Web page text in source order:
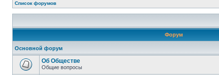
Список форумов
Форум
Основной форум
Об Обществе
Общие вопросы